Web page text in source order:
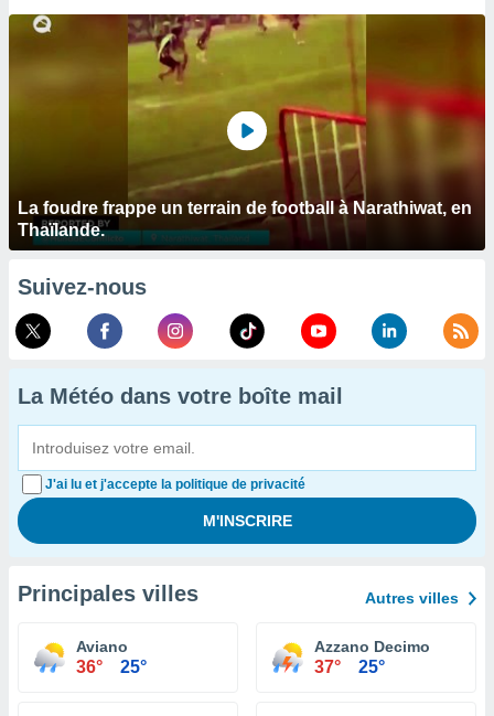
La foudre frappe un terrain de football à Narathiwat, en
Thaïlande.
Suivez-nous
La Météo dans votre boîte mail
J'ai lu et j'accepte la politique de privacité
Principales villes Autres villes
Aviano
36° 25°
Azzano Decimo
37° 25°